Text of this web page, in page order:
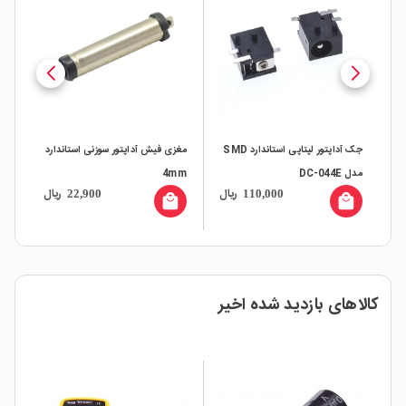
جک آداپتور لپتاپی استاندارد SMD
مدل DC-044E
110,000 ریال local_mall
مغزی فیش آداپتور سوزنی استاندارد
4mm
22,900 ریال local_mall
کالاهای بازدید شده اخیر